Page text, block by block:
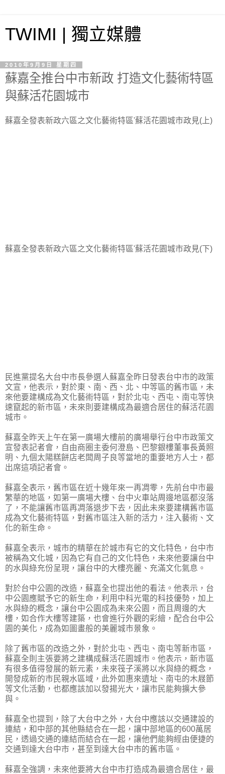
TWIMI | 獨立媒體
2010年9月9日 星期四
蘇嘉全推台中市新政 打造文化藝術特區
與蘇活花園城市
蘇嘉全發表新政六區之文化藝術特區'蘇活花園城市政見(上)
蘇嘉全發表新政六區之文化藝術特區'蘇活花園城市政見(下)
民進黨提名大台中市長參選人蘇嘉全昨日發表台中市的政策
文宣，他表示，對於東、南、西、北、中等區的舊市區，未
來他要建構成為文化藝術特區，對於北屯、西屯、南屯等快
速竄起的新市區，未來則要建構成為最適合居住的蘇活花園
城市。
蘇嘉全昨天上午在第一廣場大樓前的廣場舉行台中市政策文
宣發表記者會，自由商圈主委何澄島、巴黎銀樓董事長黃照
明、九個太陽糕餅店老闆周子良等當地的重要地方人士，都
出席這項記者會。
蘇嘉全表示，舊市區在近十幾年來一再凋零，先前台中市最
繁華的地區，如第一廣場大樓、台中火車站周邊地區都沒落
了，不能讓舊市區再凋落退步下去，因此未來要建構舊市區
成為文化藝術特區，對舊市區注入新的活力，注入藝術、文
化的新生命。
蘇嘉全表示，城市的精華在於城市有它的文化特色，台中市
被稱為文化城，因為它有自己的文化特色，未來他要讓台中
的水與綠充份呈現，讓台中的大樓亮麗、充滿文化氣息。
對於台中公園的改造，蘇嘉全也提出他的看法。他表示，台
中公園應賦予它的新生命，利用中科光電的科技優勢，加上
水與綠的概念，讓台中公園成為未來公園，而且周邊的大
樓，如合作大樓等建築，也會進行外觀的彩繪，配合台中公
園的美化，成為如圖畫般的美麗城市景象。
除了舊市區的改造之外，對於北屯、西屯、南屯等新市區，
蘇嘉全則主張要將之建構成蘇活花園城市。他表示，新市區
有很多值得發展的新元素，未來筏子溪將以水與綠的概念，
開發成新的市民親水區域，此外如惠來遺址、南屯的木屐節
等文化活動，也都應該加以發揚光大，讓市民能夠擴大參
與。
蘇嘉全也提到，除了大台中之外，大台中應該以交通建設的
連結，和中部的其他縣結合在一起，讓中部地區的600萬居
民，透過交通的連結而結合在一起，讓他們能夠經由便捷的
交通到達大台中市，甚至到達大台中市的舊市區。
蘇嘉全強調，未來他要將大台中市打造成為最適合居住，最